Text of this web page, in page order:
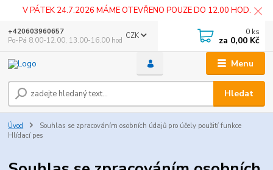
V PÁTEK 24.7.2026 MÁME OTEVŘENO POUZE DO 12.00 HOD.
Menu
CZK
Hledat
+420603960657
Po-Pá 8.00-12.00, 13.00-16.00 hod
0 ks
za 0,00 Kč
Úvod
Souhlas se zpracováním osobních údajů pro účely použití funkce
Hlídací pes